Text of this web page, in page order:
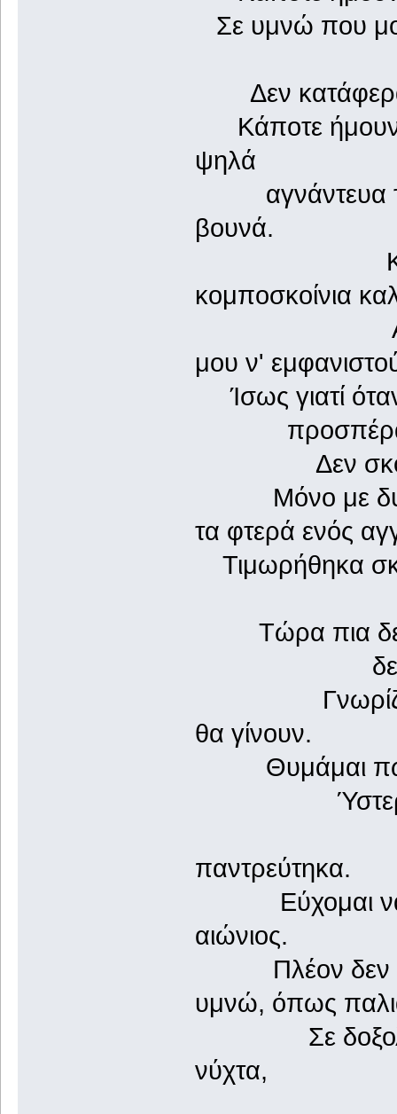
Σε υμνώ που
Δεν κατάφερα
Κάποτε ήμουν
ψηλά
αγνάντευα
βουνά.
Και με
κομποσκοίνια
μου ν'
Ίσως γιατί
προσπέρασα
Δεν
Μόνο με δυο
τα φτερά ενός
Τιμωρήθηκα
Τώρα πια
δεν ζω
Γνωρίζω τα
θα γίνουν.
Θυμάμαι πως
Ύστερα
παντρεύτηκα.
Εύχομαι να
αιώνιος.
Πλέον δεν
υμνώ, όπως
Σε δοξολογώ
νύχτα,